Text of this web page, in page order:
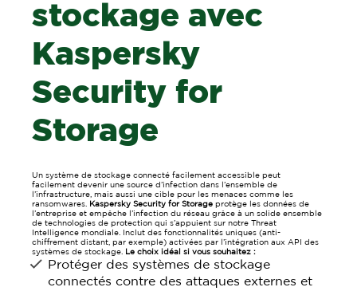
stockage avec
Kaspersky
Security for
Storage
Un système de stockage connecté facilement accessible peut
facilement devenir une source d’infection dans l’ensemble de
l’infrastructure, mais aussi une cible pour les menaces comme les
ransomwares. Kaspersky Security for Storage protège les données de
l’entreprise et empêche l’infection du réseau grâce à un solide ensemble
de technologies de protection qui s’appuient sur notre Threat
Intelligence mondiale. Inclut des fonctionnalités uniques (anti-
chiffrement distant, par exemple) activées par l’intégration aux API des
systèmes de stockage. Le choix idéal si vous souhaitez :
Protéger des systèmes de stockage
connectés contre des attaques externes et